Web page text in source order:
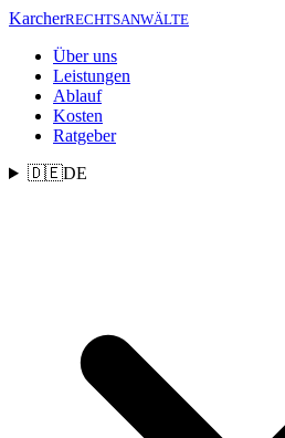
Zum Inhalt springen
KarcherRECHTSANWÄLTE
Über uns
Leistungen
Ablauf
Kosten
Ratgeber
🇩🇪DE